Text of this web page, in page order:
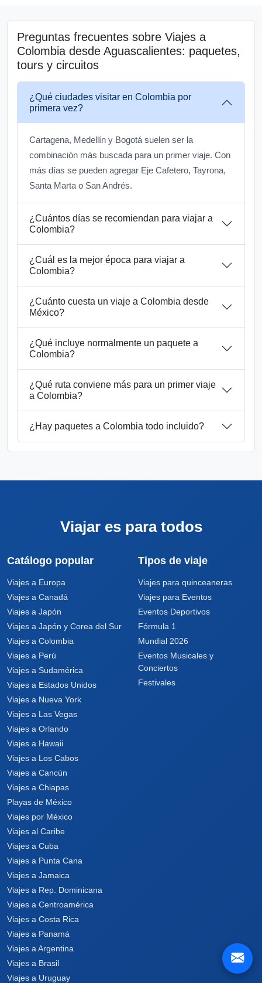
Preguntas frecuentes sobre Viajes a
Colombia desde Aguascalientes: paquetes,
tours y circuitos
¿Qué ciudades visitar en Colombia por
primera vez?
Cartagena, Medellín y Bogotá suelen ser la
combinación más buscada para un primer viaje. Con
más días se pueden agregar Eje Cafetero, Tayrona,
Santa Marta o San Andrés.
¿Cuántos días se recomiendan para viajar a
Colombia?
¿Cuál es la mejor época para viajar a
Colombia?
¿Cuánto cuesta un viaje a Colombia desde
México?
¿Qué incluye normalmente un paquete a
Colombia?
¿Qué ruta conviene más para un primer viaje
a Colombia?
¿Hay paquetes a Colombia todo incluido?
Viajar es para todos
Catálogo popular
Viajes a Europa
Viajes a Canadá
Viajes a Japón
Viajes a Japón y Corea del Sur
Viajes a Colombia
Viajes a Perú
Viajes a Sudamérica
Viajes a Estados Unidos
Viajes a Nueva York
Viajes a Las Vegas
Viajes a Orlando
Viajes a Hawaii
Viajes a Los Cabos
Viajes a Cancún
Viajes a Chiapas
Playas de México
Viajes por México
Viajes al Caribe
Viajes a Cuba
Viajes a Punta Cana
Viajes a Jamaica
Viajes a Rep. Dominicana
Viajes a Centroamérica
Viajes a Costa Rica
Viajes a Panamá
Viajes a Argentina
Viajes a Brasil
Viajes a Uruguay
Tipos de viaje
Viajes para quinceaneras
Viajes para Eventos
Eventos Deportivos
Fórmula 1
Mundial 2026
Eventos Musicales y
Conciertos
Festivales